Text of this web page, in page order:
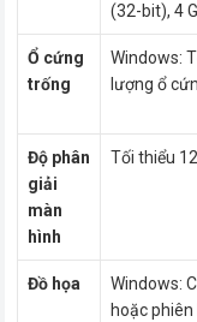
(32-bit), 4
Ổ cứng
trống
Windows:
lượng ổ
Độ phân
giải
màn
hình
Tối thiểu
Đồ họa
Windows:
hoặc